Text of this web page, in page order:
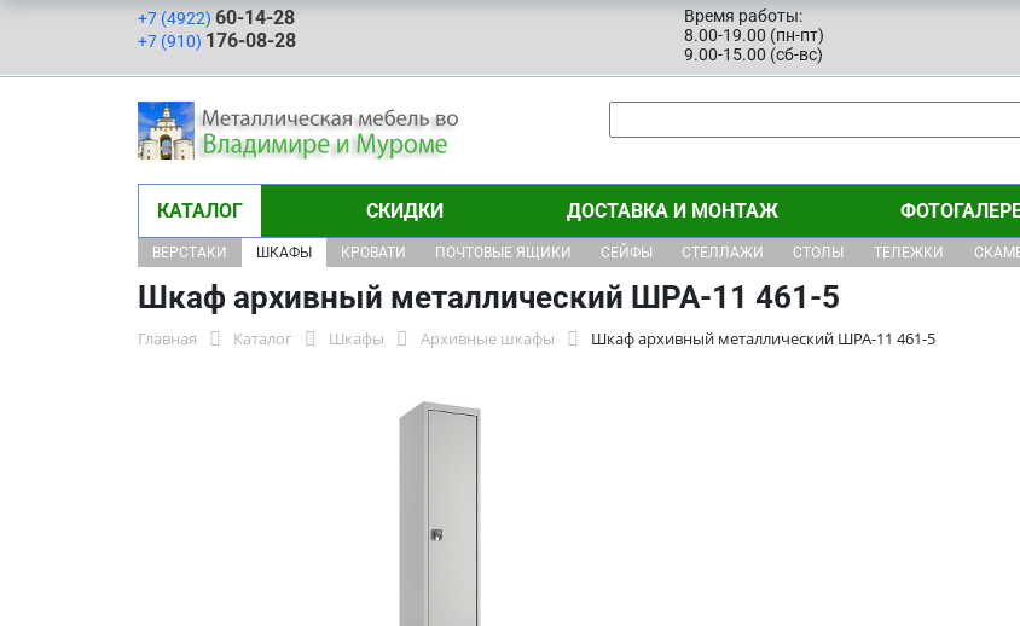
+7 (4922) 60-14-28
+7 (910) 176-08-28
Время работы:
8.00-19.00 (пн-пт)
9.00-15.00 (сб-вс)
КАТАЛОГ СКИДКИ ДОСТАВКА И МОНТАЖ
ВЕРСТАКИ ШКАФЫ КРОВАТИ ПОЧТОВЫЕ ЯЩИКИ СЕЙФЫ СТЕЛЛАЖИ СТОЛЫ ТЕЛЕЖКИ
Шкаф архивный металлический ШРА-11 461-5
Главная Каталог Шкафы Архивные шкафы Шкаф архивный металлический ШРА-11 461-5